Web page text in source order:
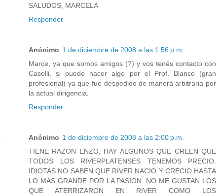
SALUDOS, MARCELA
Responder
Anónimo 1 de diciembre de 2008 a las 1:56 p.m.
Marce, ya que somos amigos (?) y vos tenés contacto con
Caselli, si puede hacer algo por el Prof. Blanco (gran
profesional) ya que fue despedido de manera arbitraria por
la actual dirigencia.
Responder
Anónimo 1 de diciembre de 2008 a las 2:00 p.m.
TIENE RAZON ENZO, HAY ALGUNOS QUE CREEN QUE
TODOS LOS RIVERPLATENSES TENEMOS PRECIO.
IDIOTAS NO SABEN QUE RIVER NACIO Y CRECIO HASTA
LO MAS GRANDE POR LA PASION. NO ME GUSTAN LOS
QUE ATERRIZARON EN RIVER COMO LOS